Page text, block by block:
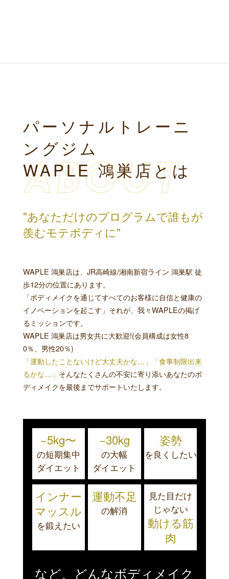
パーソナルトレーニ
ングジム
WAPLE 鴻巣店とは
"あなただけのプログラムで誰もが
羨むモテボディに"
WAPLE 鴻巣店は、JR高崎線/湘南新宿ライン 鴻巣駅 徒
歩12分の位置にあります。
「ボディメイクを通じてすべてのお客様に自信と健康の
イノベーションを起こす」それが、我々WAPLEの掲げ
るミッションです。
WAPLE 鴻巣店は男女共に大歓迎!(会員構成は女性8
0％、男性20％)
「運動したことないけど大丈夫かな…」「食事制限出来
るかな…」 そんなたくさんの不安に寄り添いあなたのボ
ディメイクを最後までサポートいたします。
−5kg〜
の短期集中
ダイエット
−30kg
の大幅
ダイエット
姿勢
を良くしたい
インナー
マッスル
を鍛えたい
運動不足
の解消
見た目だけ
じゃない
動ける筋
肉
など、どんなボディメイク